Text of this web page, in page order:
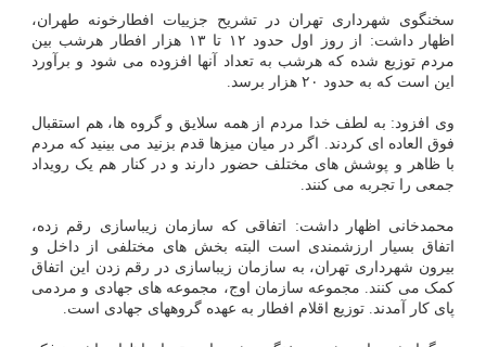
سخنگوی شهرداری تهران در تشریح جزییات افطارخونه طهران،
اظهار داشت: از روز اول حدود ۱۲ تا ۱۳ هزار افطار هرشب بین
مردم توزیع شده که هرشب به تعداد آنها افزوده می شود و برآورد
این است که به حدود ۲۰ هزار برسد.
وی افزود: به لطف خدا مردم از همه سلایق و گروه ها، هم استقبال
فوق العاده ای کردند. اگر در میان میزها قدم بزنید می بینید که مردم
با ظاهر و پوشش های مختلف حضور دارند و در کنار هم یک رویداد
جمعی را تجربه می کنند.
محمدخانی اظهار داشت: اتفاقی که سازمان زیباسازی رقم زده،
اتفاق بسیار ارزشمندی است البته بخش های مختلفی از داخل و
بیرون شهرداری تهران، به سازمان زیباسازی در رقم زدن این اتفاق
کمک می کنند. مجموعه سازمان اوج، مجموعه های جهادی و مردمی
پای کار آمدند. توزیع اقلام افطار به عهده گروههای جهادی است.